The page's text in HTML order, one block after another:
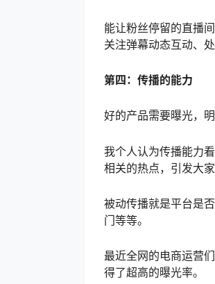
能让粉丝停留的直播
关注弹幕动态互动、
第四：传播的能力
好的产品需要曝光，
我个人认为传播能力
相关的热点，引发大家
被动传播就是平台是
门等等。
最近全网的电商运营
得了超高的曝光率。